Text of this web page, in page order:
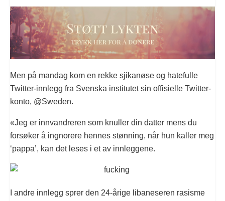
Men på mandag kom en rekke sjikanøse og hatefulle
Twitter-innlegg fra Svenska institutet sin offisielle Twitter-
konto, @Sweden.
«Jeg er innvandreren som knuller din datter mens du
forsøker å ingnorere hennes stønning, når hun kaller meg
‘pappa’, kan det leses i et av innleggene.
I andre innlegg sprer den 24-årige libaneseren rasisme